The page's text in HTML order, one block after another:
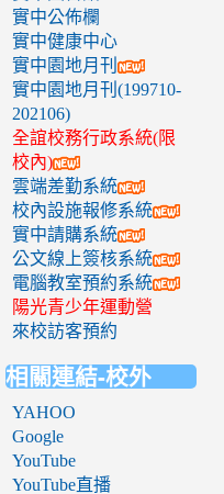
實中公佈欄
實中健康中心
實中園地月刊
實中園地月刊(199710-
202106)
全誼校務行政系統(限
校內)
雲端差勤系統
校內設施報修系統
實中請購系統
公文線上簽核系統
電腦教室預約系統
陽光青少年運動營
來校訪客預約
相關連結-校外
YAHOO
Google
YouTube
YouTube直播